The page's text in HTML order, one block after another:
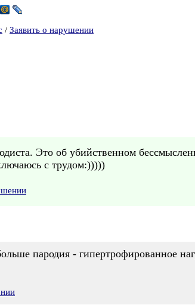
/ Заявить о нарушении
Это об убийственном
с трудом:)))))
пародия - гипертрофированное